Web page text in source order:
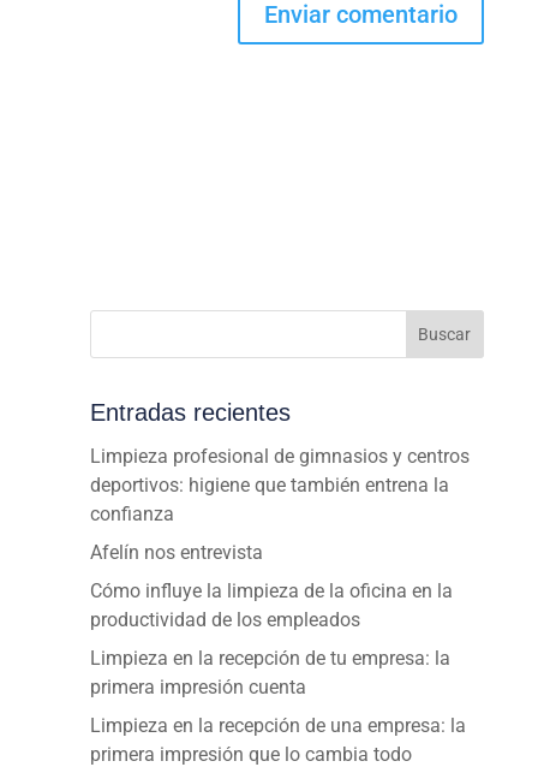
Buscar
Entradas recientes
Limpieza profesional de gimnasios y centros
deportivos: higiene que también entrena la
confianza
Afelín nos entrevista
Cómo influye la limpieza de la oficina en la
productividad de los empleados
Limpieza en la recepción de tu empresa: la
primera impresión cuenta
Limpieza en la recepción de una empresa: la
primera impresión que lo cambia todo